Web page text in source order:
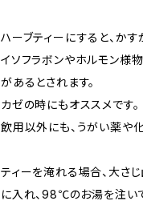
ハーブティーにすると、か
イソフラボンやホルモン様
があるとされます。
カゼの時にもオススメです。
飲用以外にも、うがい薬や
ティーを淹れる場合、大さ
に入れ、98℃のお湯を注い